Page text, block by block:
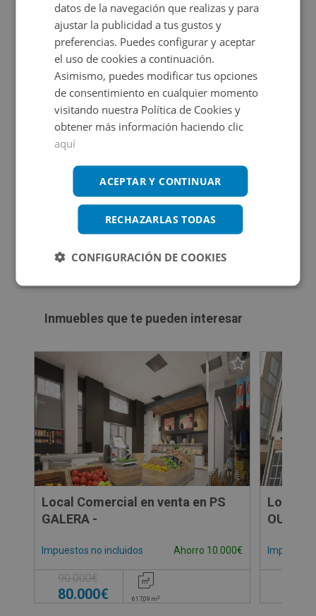
uno de sus puntos fuertes, ya que cuenta con una rampa
amplia y despejada que permite maniobrar con total
comodidad. Además, para mayor seguridad y confort, el
local dispone de un portón automatizado, lo que facilita la
entrada y salida de vehículos sin necesidad de realizar
esfuerzos, garantizando un control de acceso rápido y
eficiente en todo momento. No deje pasar esta
oportunidad, contacte con nosotros para visitarlo sin
compromiso y descubrir todo su potencial.
Certificado energético
No aplica. RD 390 / 2021
Promociones asociadas
Tu sueño comienza aquí
Ver más inmuebles
El mejor regalo para tu negocio
Inmuebles que te pueden interesar
Local Comercial en venta en PS
GALERA -
Impuestos no incluidos Ahorro 10.000€
90.000€
80.000€ 617,09 m2
Local
datos de la navegación que realizas y para
ajustar la publicidad a tus gustos y
preferencias. Puedes configurar y aceptar
el uso de cookies a continuación.
Asimismo, puedes modificar tus opciones
de consentimiento en cualquier momento
visitando nuestra Política de Cookies y
obtener más información haciendo clic
aquí
ACEPTAR Y CONTINUAR
RECHAZARLAS TODAS
CONFIGURACIÓN DE COOKIES